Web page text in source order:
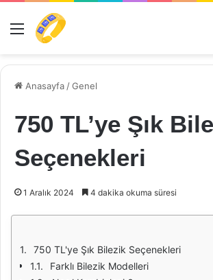
Menü
Anasayfa /Genel
750 TL’ye Şık
Seçenekleri
1 Aralık 2024 4 dakika okuma süresi
750 TL'ye Şık Bilezik Seçenekleri
Farklı Bilezik Modelleri